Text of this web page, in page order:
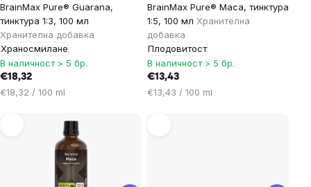
BrainMax Pure® Guarana,
тинктура 1:3, 100 мл
Хранителна добавка
Храносмилане
В наличност > 5 бр.
€18,32
Цена
€18,32 / 100 ml
BrainMax Pure® Maca, тинктура
1:5, 100 мл Хранителна
добавка
Плодовитост
В наличност > 5 бр.
€13,43
Цена
€13,43 / 100 ml